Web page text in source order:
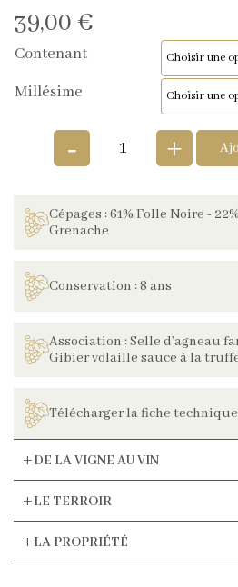
39,00 €
Contenant
Millésime
- +
Cépages : 61% Folle Noire -
Grenache
Conservation : 8 ans
Association : Selle d’agneau
Gibier volaille sauce à la
Télécharger la fiche technique
DE LA VIGNE AU VIN
LE TERROIR
LA PROPRIÉTÉ